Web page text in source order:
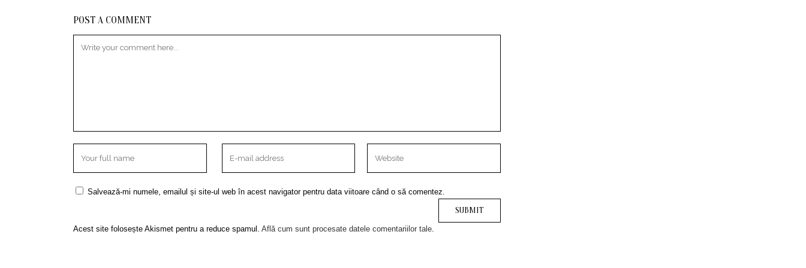
POST A COMMENT
Salvează-mi numele, emailul și site-ul web în acest navigator pentru data viitoare când o să comentez.
Acest site folosește Akismet pentru a reduce spamul. Află cum sunt procesate datele comentariilor tale.